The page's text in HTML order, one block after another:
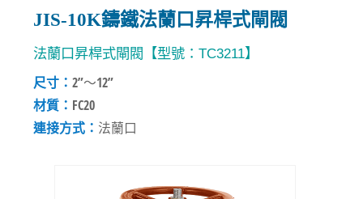
JIS-10K鑄鐵法蘭口昇桿式閘閥
法蘭口昇桿式閘閥【型號：TC3211】
尺寸： 2”～12”
材質： FC20
連接方式： 法蘭口